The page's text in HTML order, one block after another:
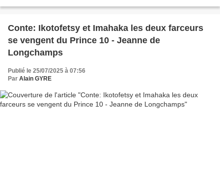
Conte: Ikotofetsy et Imahaka les deux farceurs
se vengent du Prince 10 - Jeanne de
Longchamps
Publié le 25/07/2025 à 07:56
Par Alain GYRE